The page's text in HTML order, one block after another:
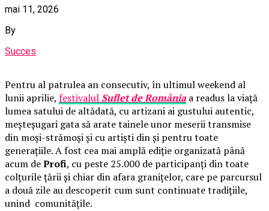
mai 11, 2026
By
Succes
Pentru al patrulea an consecutiv, în ultimul weekend al
lunii aprilie, festivalul Suflet de România a readus la viață
lumea satului de altădată, cu artizani ai gustului autentic,
meșteșugari gata să arate tainele unor meserii transmise
din moși-strămoși și cu artiști din și pentru toate
generațiile. A fost cea mai amplă ediție organizată până
acum deProfi, cu peste 25.000 de participanți din toate
colțurile țării și chiar din afara granițelor, care pe parcursul
a două zile au descoperit cum sunt continuate tradițiile,
unind comunitățile.